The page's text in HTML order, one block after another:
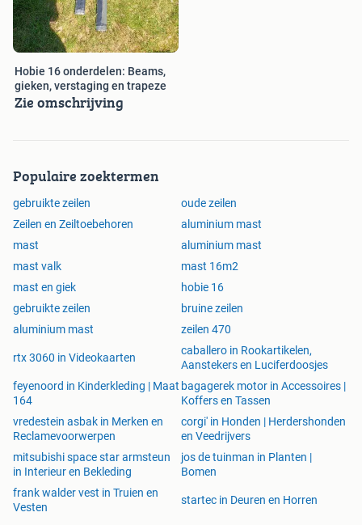
Hobie 16 onderdelen: Beams,
gieken, verstaging en trapeze
Zie omschrijving
Populaire zoektermen
gebruikte zeilen
oude zeilen
Zeilen en Zeiltoebehoren
aluminium mast
mast
aluminium mast
mast valk
mast 16m2
mast en giek
hobie 16
gebruikte zeilen
bruine zeilen
aluminium mast
zeilen 470
rtx 3060 in Videokaarten
caballero in Rookartikelen,
Aanstekers en Luciferdoosjes
feyenoord in Kinderkleding | Maat
164
bagagerek motor in Accessoires |
Koffers en Tassen
vredestein asbak in Merken en
Reclamevoorwerpen
corgi' in Honden | Herdershonden
en Veedrijvers
mitsubishi space star armsteun
in Interieur en Bekleding
jos de tuinman in Planten |
Bomen
frank walder vest in Truien en
Vesten
startec in Deuren en Horren